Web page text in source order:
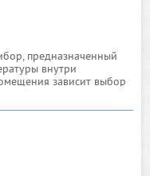
предназначенный
внутри
зависит выбор